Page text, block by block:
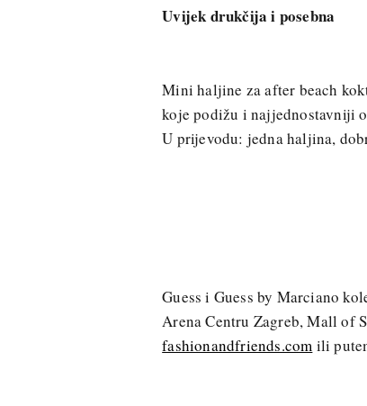
Uvijek drukčija i posebna
Mini haljine za after beach
koje podižu i najjednostavniji
U prijevodu: jedna haljina,
Guess i Guess by Marciano
Arena Centru Zagreb, Mall of
fashionandfriends.com ili